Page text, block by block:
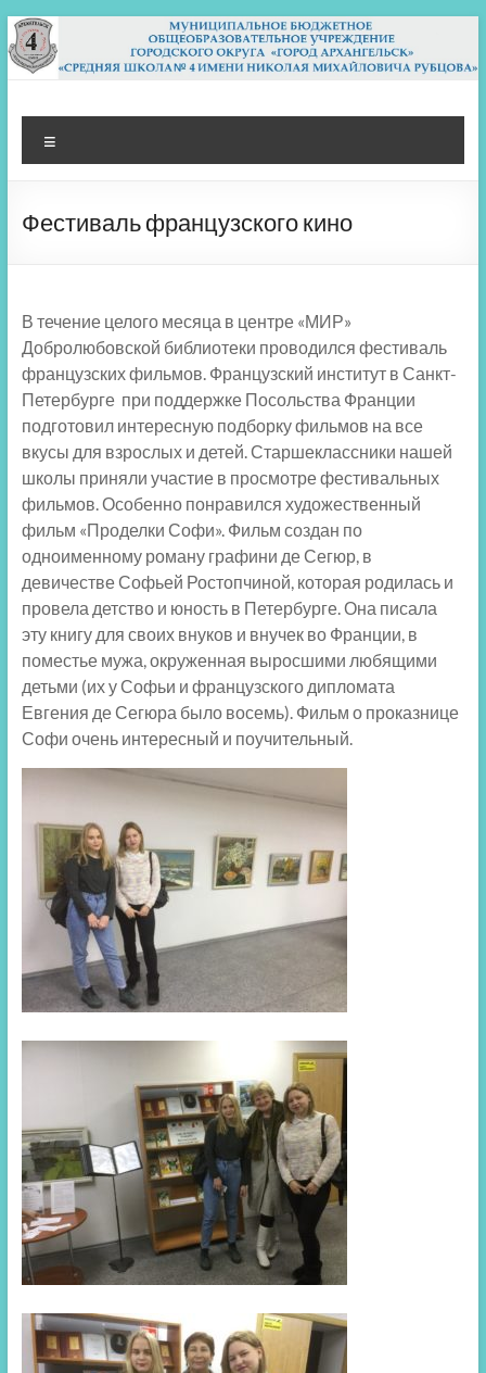
Перейти
к
содержимому
МБОУ СШ 4
Архангельск
Фестиваль французского кино
В течение целого месяца в центре «МИР»
Добролюбовской библиотеки проводился фестиваль
французских фильмов. Французский институт в Санкт-
Петербурге при поддержке Посольства Франции
подготовил интересную подборку фильмов на все
вкусы для взрослых и детей. Старшеклассники нашей
школы приняли участие в просмотре фестивальных
фильмов. Особенно понравился художественный
фильм «Проделки Софи». Фильм создан по
одноименному роману графини де Сегюр, в
девичестве Софьей Ростопчиной, которая родилась и
провела детство и юность в Петербурге. Она писала
эту книгу для своих внуков и внучек во Франции, в
поместье мужа, окруженная выросшими любящими
детьми (их у Софьи и французского дипломата
Евгения де Сегюра было восемь). Фильм о проказнице
Софи очень интересный и поучительный.